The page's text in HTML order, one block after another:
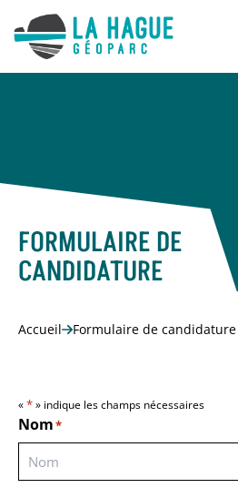
FORMULAIRE DE
CANDIDATURE
Accueil Formulaire de candidature
«*» indique les champs nécessaires
Nom*